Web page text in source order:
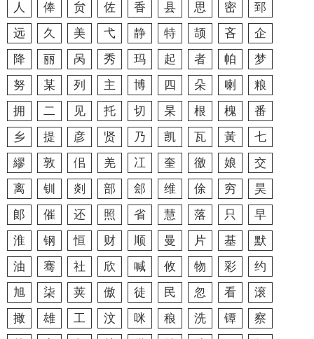
人
俸 贠 佐 香 县 思 密
郅
远
久 美 弋 静 特 颉 吝
企
降
丽 呙 秀 玛 起 者 帕
梦
努
某 列 主 博 四 朵 喇
粮
拥
二 见 托 切 杲 根 槐
番
乡
提 彦 贤 乃 凯 瓦 黃
七
繆
敦 佀 羌 冮 奎 徼 娘
交
离
钏 剡 部 郐 维 俆 穷
昊
郞
催 还 照 省 慧 落 只
早
淮
钢 恒 财 顺 曼 片 基
默
油
骞 社 欣 喊 攸 物 彩
约
旭
柒 荚 傲 徒 民 忽 看
滚
撖
雄 工 汶 咪 稂 洗 镡
察